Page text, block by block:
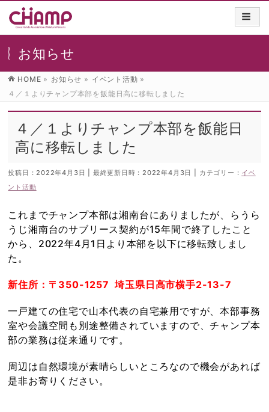
お知らせ
HOME » お知らせ » イベント活動 »
４／１よりチャンプ本部を飯能日高に移転しました
４／１よりチャンプ本部を飯能日
高に移転しました
投稿日 : 2022年4月3日 最終更新日時 : 2022年4月3日 カテゴリー : イベ
ント活動
これまでチャンプ本部は湘南台にありましたが、らうら
うじ湘南台のサブリース契約が15年間で終了したこと
から、2022年4月1日より本部を以下に移転致しまし
た。
新住所：〒350-1257 埼玉県日高市横手2-13-7
一戸建ての住宅で山本代表の自宅兼用ですが、本部事務
室や会議空間も別途整備されていますので、チャンプ本
部の業務は従来通りです。
周辺は自然環境が素晴らしいところなので機会があれば
是非お寄りください。